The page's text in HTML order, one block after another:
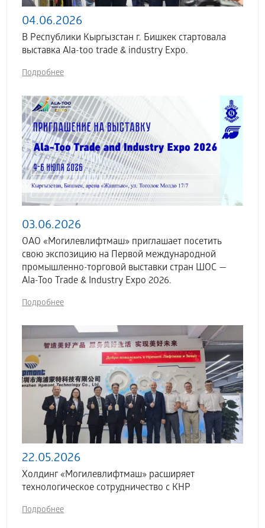
04.06.2026
В Республики Кыргызстан г. Бишкек стартовала
выставка Аla-too trade & industry Expo.
Подробнее
03.06.2026
ОАО «Могилевлифтмаш» приглашает посетить
свою экспозицию на Первой международной
промышленно-торговой выставки стран ШОС —
Ala-Too Trade & Industry Expo 2026.
Подробнее
22.05.2026
Холдинг «Могилевлифтмаш» расширяет
технологическое сотрудничество с КНР
Подробнее